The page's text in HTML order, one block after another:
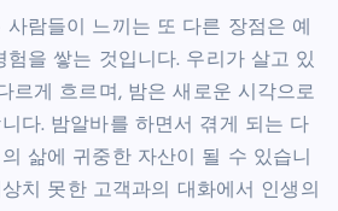
람들이 느끼는 또 다른 장점은 예
을 쌓는 것입니다. 우리가 살고 있
르게 흐르며, 밤은 새로운 시각으로
다. 밤알바를 하면서 겪게 되는 다
삶에 귀중한 자산이 될 수 있습니
치 못한 고객과의 대화에서 인생의